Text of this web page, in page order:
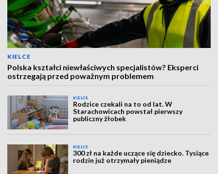
KIELCE
Polska kształci niewłaściwych specjalistów? Eksperci
ostrzegają przed poważnym problemem
KIELCE
Rodzice czekali na to od lat. W
Starachowicach powstał pierwszy
publiczny żłobek
KIELCE
300 zł na każde uczące się dziecko. Tysiące
rodzin już otrzymały pieniądze